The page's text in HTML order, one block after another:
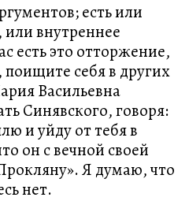
есть или
или внутреннее
есть это отторжение,
себя в других
Васильевна
Синявского, говоря:
и уйду от тебя в
он с вечной своей
Я думаю, что
нет.